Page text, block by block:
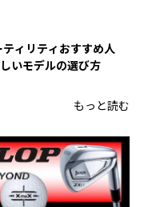
ティリティおすすめ人
いモデルの選び方
もっと読む